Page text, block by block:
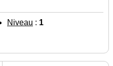
Niveau : 1